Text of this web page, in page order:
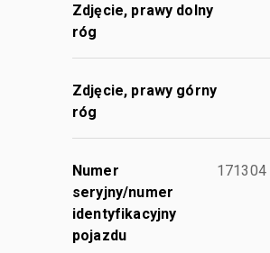
Zdjęcie, prawy dolny
róg
Zdjęcie, prawy górny
róg
Numer
seryjny/numer
identyfikacyjny
pojazdu
171304